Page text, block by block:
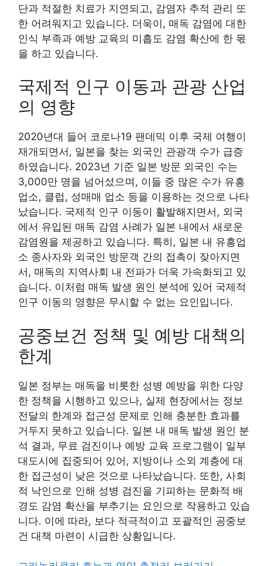
단과 적절한 치료가 지연되고, 감염자 추적 관리 또
한 어려워지고 있습니다. 더욱이, 매독 감염에 대한
인식 부족과 예방 교육의 미흡도 감염 확산에 한 몫
을 하고 있습니다.
국제적 인구 이동과 관광 산업
의 영향
2020년대 들어 코로나19 팬데믹 이후 국제 여행이
재개되면서, 일본을 찾는 외국인 관광객 수가 급증
하였습니다. 2023년 기준 일본 방문 외국인 수는
3,000만 명을 넘어섰으며, 이들 중 많은 수가 유흥
업소, 클럽, 성매매 업소 등을 이용하는 것으로 나타
났습니다. 국제적 인구 이동이 활발해지면서, 외국
에서 유입된 매독 감염 사례가 일본 내에서 새로운
감염원을 제공하고 있습니다. 특히, 일본 내 유흥업
소 종사자와 외국인 방문객 간의 접촉이 잦아지면
서, 매독의 지역사회 내 전파가 더욱 가속화되고 있
습니다. 이처럼 매독 발생 원인 분석에 있어 국제적
인구 이동의 영향은 무시할 수 없는 요인입니다.
공중보건 정책 및 예방 대책의
한계
일본 정부는 매독을 비롯한 성병 예방을 위한 다양
한 정책을 시행하고 있으나, 실제 현장에서는 정보
전달의 한계와 접근성 문제로 인해 충분한 효과를
거두지 못하고 있습니다. 일본 내 매독 발생 원인 분
석 결과, 무료 검진이나 예방 교육 프로그램이 일부
대도시에 집중되어 있어, 지방이나 소외 계층에 대
한 접근성이 낮은 것으로 나타났습니다. 또한, 사회
적 낙인으로 인해 성병 검진을 기피하는 문화적 배
경도 감염 확산을 부추기는 요인으로 작용하고 있습
니다. 이에 따라, 보다 적극적이고 포괄적인 공중보
건 대책 마련이 시급한 상황입니다.